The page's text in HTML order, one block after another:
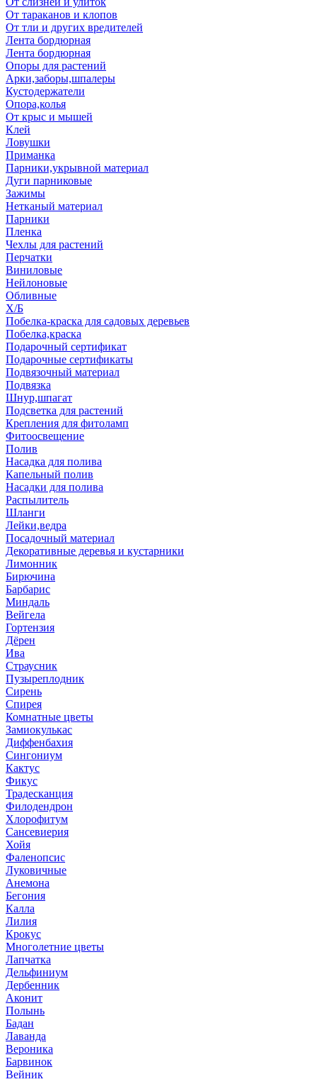
От тараканов и клопов
От тли и других вредителей
Лента бордюрная
Лента бордюрная
Опоры для растений
Арки,заборы,шпалеры
Кустодержатели
Опора,колья
От крыс и мышей
Клей
Ловушки
Приманка
Парники,укрывной материал
Дуги парниковые
Зажимы
Нетканый материал
Парники
Пленка
Чехлы для растений
Перчатки
Виниловые
Нейлоновые
Обливные
Х/Б
Побелка-краска для садовых деревьев
Побелка,краска
Подарочный сертификат
Подарочные сертификаты
Подвязочный материал
Подвязка
Шнур,шпагат
Подсветка для растений
Крепления для фитоламп
Фитоосвещение
Полив
Насадка для полива
Капельный полив
Насадки для полива
Распылитель
Шланги
Лейки,ведра
Посадочный материал
Декоративные деревья и кустарники
Лимонник
Бирючина
Барбарис
Миндаль
Вейгела
Гортензия
Дёрен
Ива
Страусник
Пузыреплодник
Сирень
Спирея
Комнатные цветы
Замиокулькас
Диффенбахия
Сингониум
Кактус
Фикус
Традесканция
Филодендрон
Хлорофитум
Сансевиерия
Хойя
Фаленопсис
Луковичные
Анемона
Бегония
Калла
Лилия
Крокус
Многолетние цветы
Лапчатка
Дельфиниум
Дербенник
Аконит
Полынь
Бадан
Лаванда
Вероника
Барвинок
Вейник